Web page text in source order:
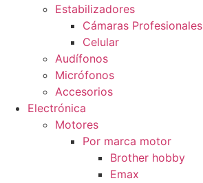
Estabilizadores
Cámaras Profesionales
Celular
Audífonos
Micrófonos
Accesorios
Electrónica
Motores
Por marca motor
Brother hobby
Emax